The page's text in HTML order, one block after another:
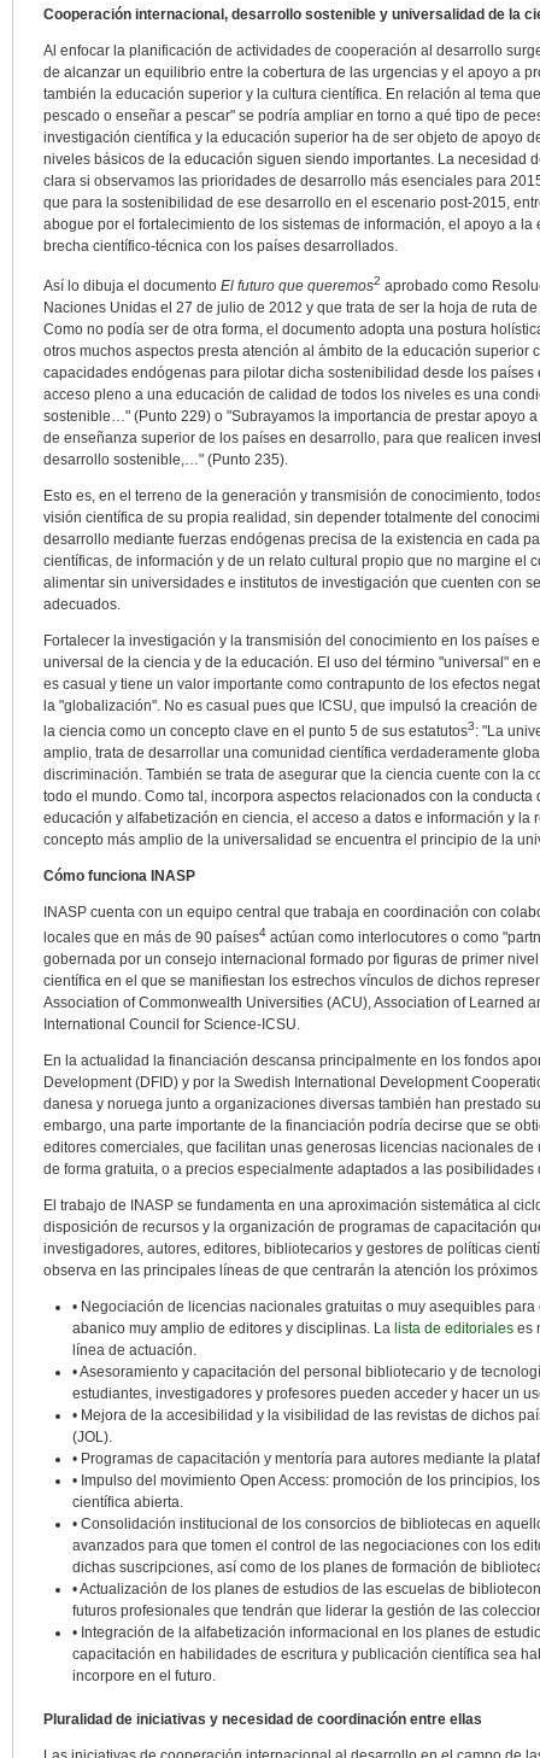
Cooperación internacional, desarrollo sostenible y universalidad de la
Al enfocar la planificación de actividades de cooperación al desarrollo
de alcanzar un equilibrio entre la cobertura de las urgencias y el apoyo a
también la educación superior y la cultura científica. En relación al tema
pescado o enseñar a pescar" se podría ampliar en torno a qué tipo de
investigación científica y la educación superior ha de ser objeto de apoyo
niveles básicos de la educación siguen siendo importantes. La necesidad
clara si observamos las prioridades de desarrollo más esenciales para
que para la sostenibilidad de ese desarrollo en el escenario post-2015,
abogue por el fortalecimiento de los sistemas de información, el apoyo a
brecha científico-técnica con los países desarrollados.
Así lo dibuja el documento El futuro que queremos2 aprobado como
Naciones Unidas el 27 de julio de 2012 y que trata de ser la hoja de ruta
Como no podía ser de otra forma, el documento adopta una postura
otros muchos aspectos presta atención al ámbito de la educación superior
capacidades endógenas para pilotar dicha sostenibilidad desde los
acceso pleno a una educación de calidad de todos los niveles es una
sostenible…" (Punto 229) o "Subrayamos la importancia de prestar apoyo
de enseñanza superior de los países en desarrollo, para que realicen
desarrollo sostenible,…" (Punto 235).
Esto es, en el terreno de la generación y transmisión de conocimiento,
visión científica de su propia realidad, sin depender totalmente del
desarrollo mediante fuerzas endógenas precisa de la existencia en cada
científicas, de información y de un relato cultural propio que no margine el
alimentar sin universidades e institutos de investigación que cuenten con
adecuados.
Fortalecer la investigación y la transmisión del conocimiento en los países
universal de la ciencia y de la educación. El uso del término "universal" en
es casual y tiene un valor importante como contrapunto de los efectos
la "globalización". No es casual pues que ICSU, que impulsó la creación
la ciencia como un concepto clave en el punto 5 de sus estatutos3: "La
amplio, trata de desarrollar una comunidad científica verdaderamente
discriminación. También se trata de asegurar que la ciencia cuente con la
todo el mundo. Como tal, incorpora aspectos relacionados con la
educación y alfabetización en ciencia, el acceso a datos e información y la
concepto más amplio de la universalidad se encuentra el principio de la
Cómo funciona INASP
INASP cuenta con un equipo central que trabaja en coordinación con
locales que en más de 90 países4 actúan como interlocutores o como
gobernada por un consejo internacional formado por figuras de primer
científica en el que se manifiestan los estrechos vínculos de dichos
Association of Commonwealth Universities (ACU), Association of Learned
International Council for Science-ICSU.
En la actualidad la financiación descansa principalmente en los fondos
Development (DFID) y por la Swedish International Development
danesa y noruega junto a organizaciones diversas también han prestado
embargo, una parte importante de la financiación podría decirse que se
editores comerciales, que facilitan unas generosas licencias nacionales
de forma gratuita, o a precios especialmente adaptados a las
El trabajo de INASP se fundamenta en una aproximación sistemática al
disposición de recursos y la organización de programas de capacitación
investigadores, autores, editores, bibliotecarios y gestores de políticas
observa en las principales líneas de que centrarán la atención los
• Negociación de licencias nacionales gratuitas o muy asequibles
abanico muy amplio de editores y disciplinas. La lista de editoriales es
línea de actuación.
• Asesoramiento y capacitación del personal bibliotecario y de
estudiantes, investigadores y profesores pueden acceder y hacer un
• Mejora de la accesibilidad y la visibilidad de las revistas de dichos
(JOL).
• Programas de capacitación y mentoría para autores mediante la
• Impulso del movimiento Open Access: promoción de los principios,
científica abierta.
• Consolidación institucional de los consorcios de bibliotecas en
avanzados para que tomen el control de las negociaciones con los
dichas suscripciones, así como de los planes de formación de
• Actualización de los planes de estudios de las escuelas de
futuros profesionales que tendrán que liderar la gestión de las
• Integración de la alfabetización informacional en los planes de
capacitación en habilidades de escritura y publicación científica sea
incorpore en el futuro.
Pluralidad de iniciativas y necesidad de coordinación entre ellas